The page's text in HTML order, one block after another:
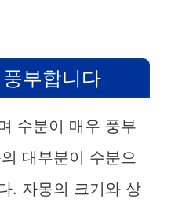
부합니다
수분이 매우 풍부
대부분이 수분으
. 자몽의 크기와 상